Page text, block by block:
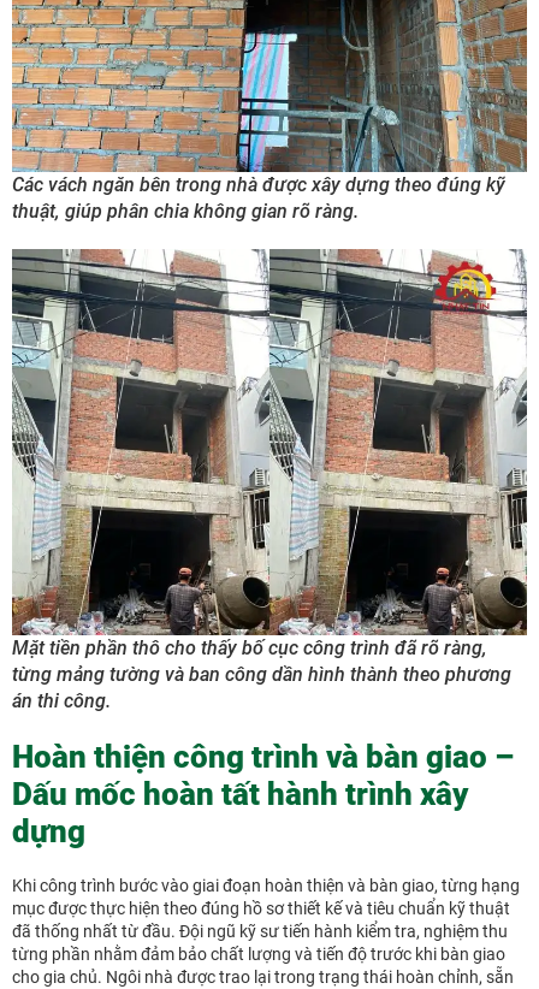
Các vách ngăn bên trong nhà được xây dựng theo đúng kỹ
thuật, giúp phân chia không gian rõ ràng.
Mặt tiền phần thô cho thấy bố cục công trình đã rõ ràng,
từng mảng tường và ban công dần hình thành theo phương
án thi công.
Hoàn thiện công trình và bàn giao –
Dấu mốc hoàn tất hành trình xây
dựng
Khi công trình bước vào giai đoạn hoàn thiện và bàn giao, từng hạng
mục được thực hiện theo đúng hồ sơ thiết kế và tiêu chuẩn kỹ thuật
đã thống nhất từ đầu. Đội ngũ kỹ sư tiến hành kiểm tra, nghiệm thu
từng phần nhằm đảm bảo chất lượng và tiến độ trước khi bàn giao
cho gia chủ. Ngôi nhà được trao lại trong trạng thái hoàn chỉnh, sẵn